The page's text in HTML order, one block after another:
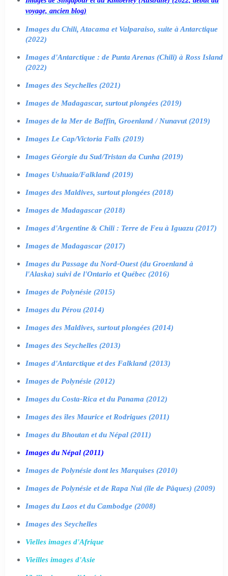
voyage, ancien blog)
Images du Chili, Atacama et Valparaiso, suite à Antarctique
(2022)
Images d'Antarctique : de Punta Arenas (Chili) à Ross Island
(2022)
Images des Seychelles (2021)
Images de Madagascar, surtout plongées (2019)
Images de la Mer de Baffin, Groenland / Nunavut (2019)
Images Le Cap/Victoria Falls (2019)
Images Géorgie du Sud/Tristan da Cunha (2019)
Images Ushuaia/Falkland (2019)
Images des Maldives, surtout plongées (2018)
Images de Madagascar (2018)
Images d'Argentine & Chili : Terre de Feu à Iguazu (2017)
Images de Madagascar (2017)
Images du Passage du Nord-Ouest (du Groenland à
l'Alaska) suivi de l'Ontario et Québec (2016)
Images de Polynésie (2015)
Images du Pérou (2014)
Images des Maldives, surtout plongées (2014)
Images des Seychelles (2013)
Images d'Antarctique et des Falkland (2013)
Images de Polynésie (2012)
Images du Costa-Rica et du Panama (2012)
Images des îles Maurice et Rodrigues (2011)
Images du Bhoutan et du Népal (2011)
Images du Népal (2011)
Images de Polynésie dont les Marquises (2010)
Images de Polynésie et de Rapa Nui (île de Pâques) (2009)
Images du Laos et du Cambodge (2008)
Images des Seychelles
Vielles images d'Afrique
Vieilles images d'Asie